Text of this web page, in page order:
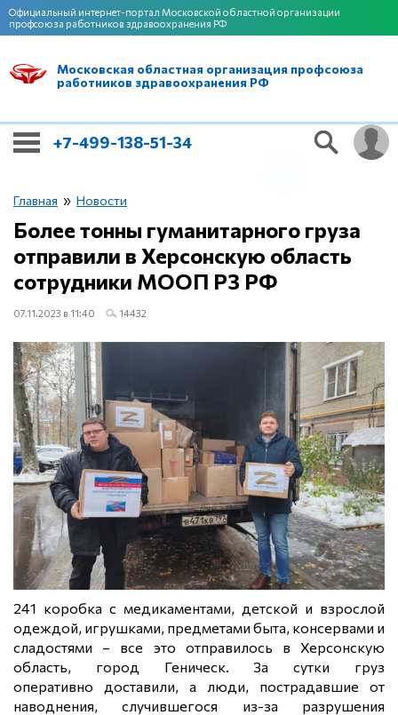
Официальный интернет-портал Московской областной организации
профсоюза работников здравоохранения РФ
Московская областная организация профсоюза
работников здравоохранения РФ
+7-499-138-51-34
Главная » Новости
Более тонны гуманитарного груза
отправили в Херсонскую область
сотрудники МООП РЗ РФ
07.11.2023 в 11:40 14432
241 коробка с медикаментами, детской и взрослой
одеждой, игрушками, предметами быта, консервами и
сладостями – все это отправилось в Херсонскую
область, город Геническ. За сутки груз
оперативно доставили, а люди, пострадавшие от
наводнения, случившегося из-за разрушения